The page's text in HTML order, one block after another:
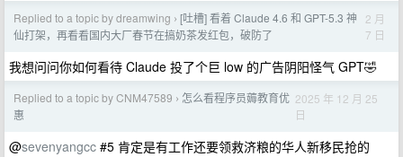
Replied to a topic by dreamwing › [吐槽] 看着 Claude 4.6 和 GPT-5.3 神
仙打架，再看看国内大厂春节在搞奶茶发红包，破防了
2 月
7 日
我想问问你如何看待 Claude 投了个巨 low 的广告阴阳怪气 GPT🤣
Replied to a topic by CNM47589 › 怎么看程序员薅教育优
惠
2025 年 12 月 25
日
@sevenyangcc #5 肯定是有工作还要领救济粮的华人新移民抢的